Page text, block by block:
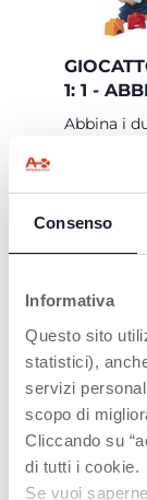
Consenso
Informativa
Questo sito
statistici),
servizi
scopo di
Cliccando su
di tutti i cookie.
Se vuoi
1: 1 -
Abbina i
Inserisci
animali
anteriore,